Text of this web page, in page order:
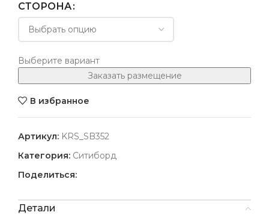
СТОРОНА
Выберите вариант
Заказать размещение
В избранное
Артикул: KRS_SB352
Категория: Ситиборд
Поделиться:
Детали